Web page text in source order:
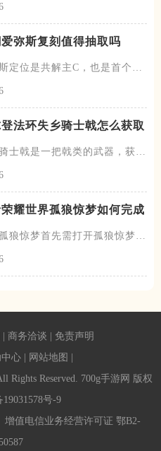
弥斯复刻值得抽取吗
定位是共解主C，也是首个双
法环失乡骑士戟怎么获取
士戟是一把戟类的武器，获取
耀世界孤狼惊梦如何完成
狼惊梦首先需打开孤狼惊梦的
商务洽谈
免责声明
心 网站地图
Rights Reserved. 700g手游网 版权
19031578号-9
值电信业务经营许可证 鄂B2-